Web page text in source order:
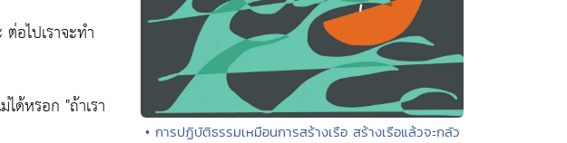
อไปเราจะทำ
ได้หรอก "ถ้าเรา
• การปฏิบัติธรรมเหมือนการสร้างเรือ สร้างเรือแล้วจะกลัว